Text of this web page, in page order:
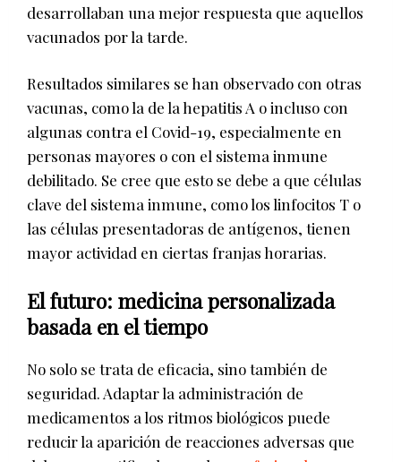
desarrollaban una mejor respuesta que aquellos
vacunados por la tarde.
Resultados similares se han observado con otras
vacunas, como la de la hepatitis A o incluso con
algunas contra el Covid-19, especialmente en
personas mayores o con el sistema inmune
debilitado. Se cree que esto se debe a que células
clave del sistema inmune, como los linfocitos T o
las células presentadoras de antígenos, tienen
mayor actividad en ciertas franjas horarias.
El futuro: medicina personalizada
basada en el tiempo
No solo se trata de eficacia, sino también de
seguridad. Adaptar la administración de
medicamentos a los ritmos biológicos puede
reducir la aparición de reacciones adversas que